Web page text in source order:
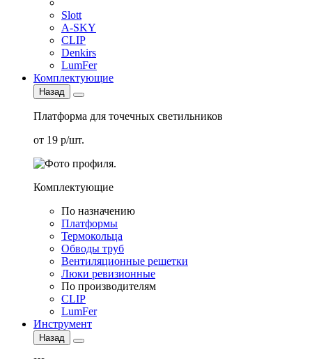
Slott
A-SKY
CLIP
Denkirs
LumFer
Комплектующие
Назад
Платформа для точечных светильников
от 19 р/шт.
Комплектующие
По назначению
Платформы
Термокольца
Обводы труб
Вентиляционные решетки
Люки ревизионные
По производителям
CLIP
LumFer
Инструмент
Назад